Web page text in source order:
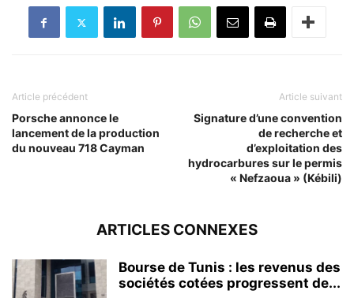
Article précédent
Porsche annonce le
lancement de la production
du nouveau 718 Cayman
Article suivant
Signature d’une convention
de recherche et
d’exploitation des
hydrocarbures sur le permis
« Nefzaoua » (Kébili)
ARTICLES CONNEXES
Bourse de Tunis : les revenus des
sociétés cotées progressent de...